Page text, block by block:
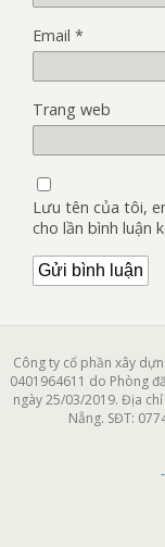
Email *
Trang web
Lưu tên của tôi,
cho lần bình luận
Công ty cổ phần xây
0401964611 do Phòng
ngày 25/03/2019. Địa
Nẵng. SĐT: